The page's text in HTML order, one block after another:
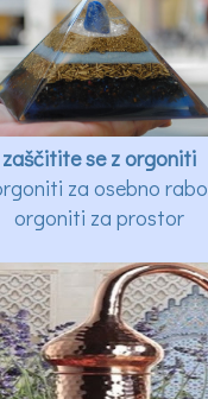
zaščitite se z orgoniti
za osebno rabo
orgoniti za prostor